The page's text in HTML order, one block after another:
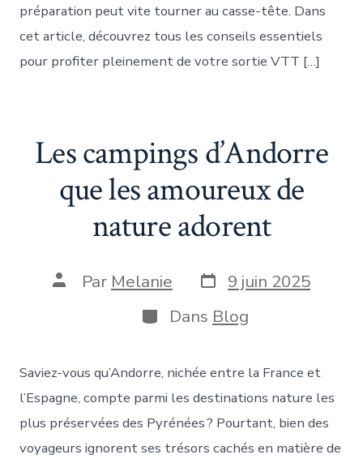
préparation peut vite tourner au casse-tête. Dans
cet article, découvrez tous les conseils essentiels
pour profiter pleinement de votre sortie VTT […]
Les campings d’Andorre
que les amoureux de
nature adorent
Auteur
Par Melanie Date
de
publication
9 juin 2025
Catégories
Dans Blog
Saviez-vous qu’Andorre, nichée entre la France et
l’Espagne, compte parmi les destinations nature les
plus préservées des Pyrénées ? Pourtant, bien des
voyageurs ignorent ses trésors cachés en matière de